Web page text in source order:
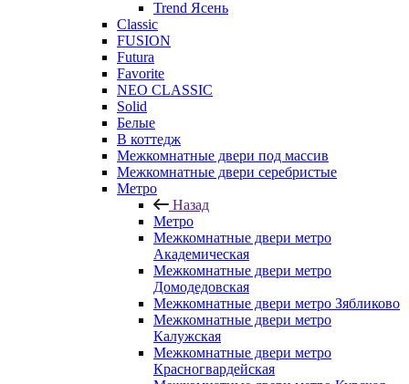
Trend Ясень
Classic
FUSION
Futura
Favorite
NEO CLASSIC
Solid
Белые
В коттедж
Межкомнатные двери под массив
Межкомнатные двери серебристые
Метро
Назад
Метро
Межкомнатные двери метро
Академическая
Межкомнатные двери метро
Домодедовская
Межкомнатные двери метро Зябликово
Межкомнатные двери метро
Калужская
Межкомнатные двери метро
Красногвардейская